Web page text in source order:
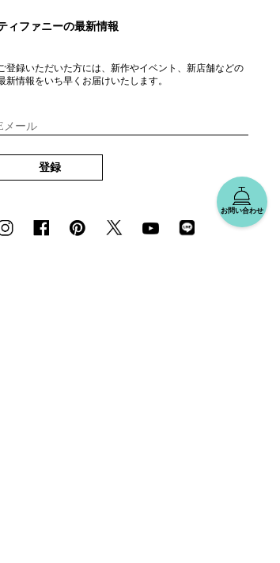
お問い合わせ
ィファニーの最新情報
登録いただいた方には、新作やイベント、新店舗などの
新情報をいち早くお届けいたします。
メール
登録